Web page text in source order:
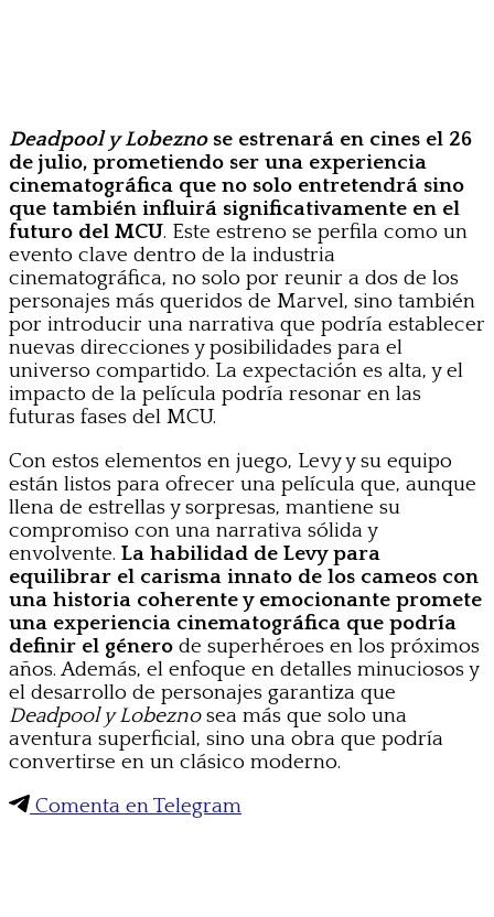
Deadpool y Lobeznose estrenará en cines el 26
de julio, prometiendo ser una experiencia
cinematográfica que no solo entretendrá sino
que también influirá significativamente en el
futuro del MCU. Este estreno se perfila como un
evento clave dentro de la industria
cinematográfica, no solo por reunir a dos de los
personajes más queridos de Marvel, sino también
por introducir una narrativa que podría establecer
nuevas direcciones y posibilidades para el
universo compartido. La expectación es alta, y el
impacto de la película podría resonar en las
futuras fases del MCU.
Con estos elementos en juego, Levy y su equipo
están listos para ofrecer una película que, aunque
llena de estrellas y sorpresas, mantiene su
compromiso con una narrativa sólida y
envolvente. La habilidad de Levy para
equilibrar el carisma innato de los cameos con
una historia coherente y emocionante promete
una experiencia cinematográfica que podría
definir el género de superhéroes en los próximos
años. Además, el enfoque en detalles minuciosos y
el desarrollo de personajes garantiza que
Deadpool y Lobeznosea más que solo una
aventura superficial, sino una obra que podría
convertirse en un clásico moderno.
Comenta en Telegram